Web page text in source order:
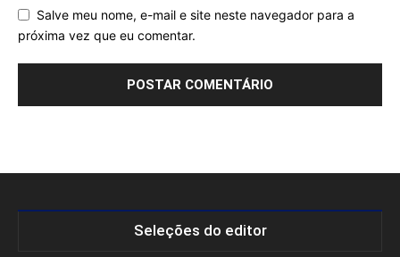
Salve meu nome, e-mail e site neste navegador para a
próxima vez que eu comentar.
Seleções do editor